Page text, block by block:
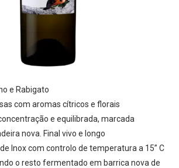
e Rabigato
com aromas cítricos e florais
e equilibrada, marcada
nova. Final vivo e longo
Inox com controlo de temperatura a 15” C
o resto fermentado em barrica nova de